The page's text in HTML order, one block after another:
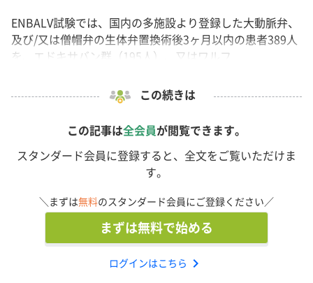
ENBALV試験では、国内の多施設より登録した大動脈弁、
及び/又は僧帽弁の生体弁置換術後3ヶ月以内の患者389人
を、エドキサバン群（195人）、又はワルフ...
この続きは
この記事は全会員が閲覧できます。
スタンダード会員に登録すると、全文をご覧いただけま
す。
＼まずは無料のスタンダード会員にご登録ください／
まずは無料で始める
ログインはこちら chevron_right